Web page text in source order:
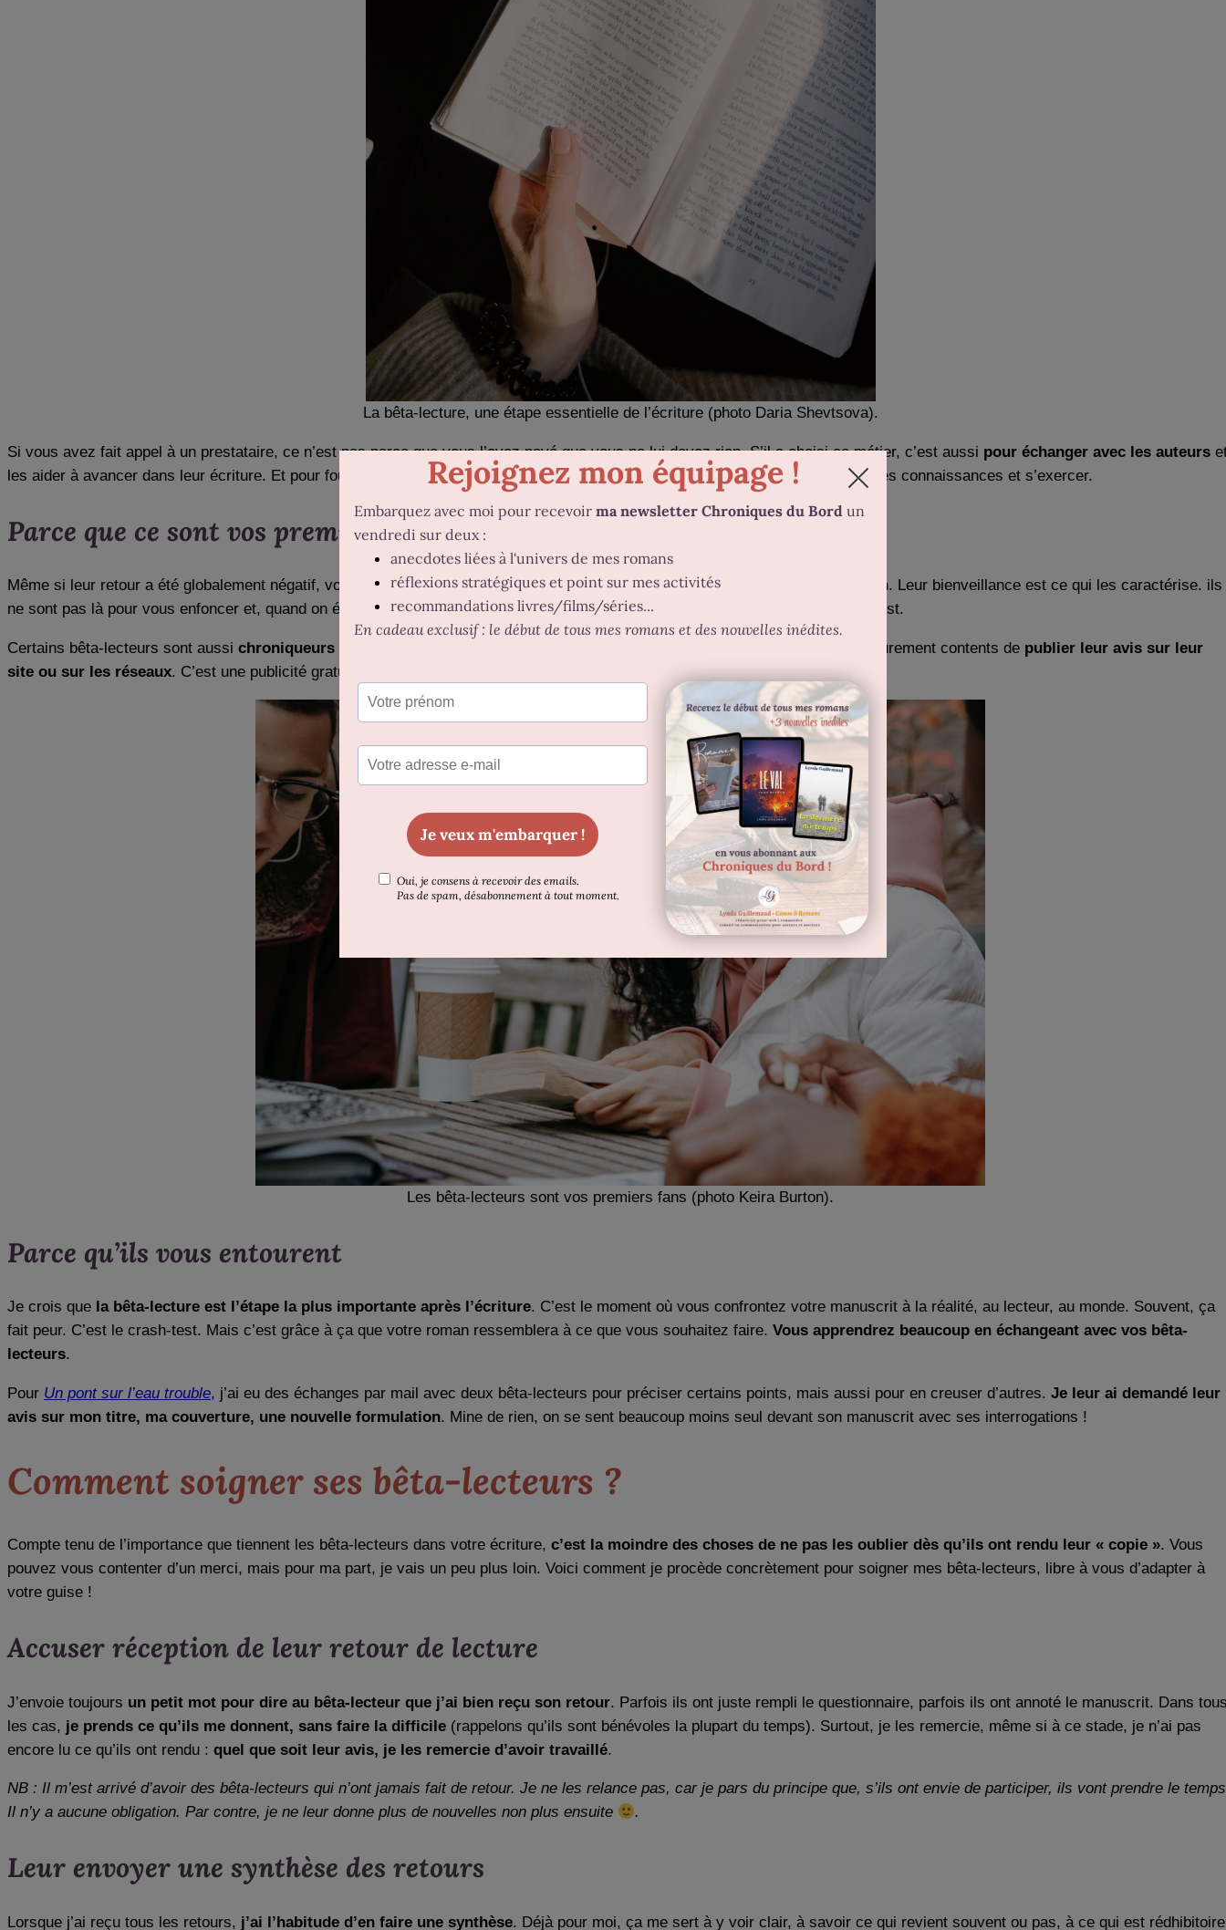
La bêta-lecture, une étape essentielle de l’écriture (photo Daria Shevtsova).
Si vous avez fait appel à un prestataire, ce n’est pas parce que vous l’avez payé que vous ne lui devez rien. S’il a choisi ce métier, c’est aussi pour échanger avec les auteurs
les aider à avancer dans leur écriture. Et pour fournir une prestation de qualité qui justifie son tarif, il a dû se former, entretenir ses connaissances et s’exercer.
Parce que ce sont vos premiers fans
Même si leur retour a été globalement négatif, vos bêta-lecteurs vous soutiendront dans votre écriture jusqu’à la publication. Leur bienveillance est ce qui les caractérise. ils
ne sont pas là pour vous enfoncer et, quand on écrit, ça fait du bien. S’ils sont aussi auteurs de leurs côtés, ils savent ce que c’est.
Certains bêta-lecteurs sont aussi chroniqueurs littéraires : si vous leur envoyez la version finale, ils seront sûrement contents de publier leur avis sur leur
site ou sur les réseaux. C’est une publicité gratuite fort intéressante et une autre raison de soigner vos bêta-lecteurs.
Les bêta-lecteurs sont vos premiers fans (photo Keira Burton).
Parce qu’ils vous entourent
Je crois que la bêta-lecture est l’étape la plus importante après l’écriture. C’est le moment où vous confrontez votre manuscrit à la réalité, au lecteur, au monde. Souvent, ça
fait peur. C’est le crash-test. Mais c’est grâce à ça que votre roman ressemblera à ce que vous souhaitez faire. Vous apprendrez beaucoup en échangeant avec vos bêta-
lecteurs.
Pour Un pont sur l’eau trouble, j’ai eu des échanges par mail avec deux bêta-lecteurs pour préciser certains points, mais aussi pour en creuser d’autres. Je leur ai demandé leur
avis sur mon titre, ma couverture, une nouvelle formulation. Mine de rien, on se sent beaucoup moins seul devant son manuscrit avec ses interrogations !
Comment soigner ses bêta-lecteurs ?
Compte tenu de l’importance que tiennent les bêta-lecteurs dans votre écriture, c’est la moindre des choses de ne pas les oublier dès qu’ils ont rendu leur « copie ». Vous
pouvez vous contenter d’un merci, mais pour ma part, je vais un peu plus loin. Voici comment je procède concrètement pour soigner mes bêta-lecteurs, libre à vous d’adapter à
votre guise !
Accuser réception de leur retour de lecture
J’envoie toujours un petit mot pour dire au bêta-lecteur que j’ai bien reçu son retour. Parfois ils ont juste rempli le questionnaire, parfois ils ont annoté le manuscrit. Dans
les cas, je prends ce qu’ils me donnent, sans faire la difficile (rappelons qu’ils sont bénévoles la plupart du temps). Surtout, je les remercie, même si à ce stade, je n’ai pas
encore lu ce qu’ils ont rendu : quel que soit leur avis, je les remercie d’avoir travaillé.
NB : Il m’est arrivé d’avoir des bêta-lecteurs qui n’ont jamais fait de retour. Je ne les relance pas, car je pars du principe que, s’ils ont envie de participer, ils vont prendre le
Il n’y a aucune obligation. Par contre, je ne leur donne plus de nouvelles non plus ensuite
.
Leur envoyer une synthèse des retours
Lorsque j’ai reçu tous les retours, j’ai l’habitude d’en faire une synthèse. Déjà pour moi, ça me sert à y voir clair, à savoir ce qui revient souvent ou pas, à ce qui est rédhibitoire